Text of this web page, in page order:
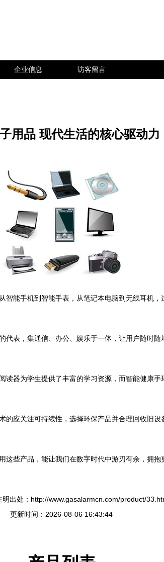
企业信息 访客留言
用品 现代生活的核心驱动力
能手机到智能手表，从笔记本电脑到无线耳机
表，集通信、办公、娱乐于一体，让用户随时
器为学生提供了丰富的学习资源，而智能健康
应关注可持续性，选择环保产品并合理回收旧
些产品，能让我们在数字时代中游刃有余，拥抱
明出处：http://www.gasalarmcn.com/product/
更新时间：2026-08-06 16:43:44